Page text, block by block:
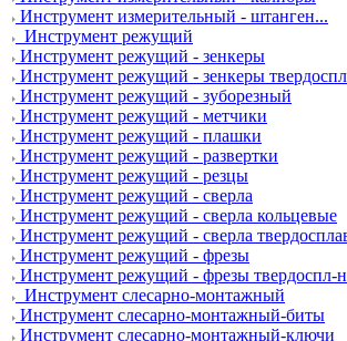
Инструмент измерительный - штанген...
Инструмент режущий
Инструмент режущий - зенкеры
Инструмент режущий - зенкеры
Инструмент режущий - зуборезный
Инструмент режущий - метчики
Инструмент режущий - плашки
Инструмент режущий - развертки
Инструмент режущий - резцы
Инструмент режущий - сверла
Инструмент режущий - сверла кольцевые
Инструмент режущий - сверла
Инструмент режущий - фрезы
Инструмент режущий - фрезы твердоспл-
Инструмент слесарно-монтажный
Инструмент слесарно-монтажный-биты
Инструмент слесарно-монтажный-ключи